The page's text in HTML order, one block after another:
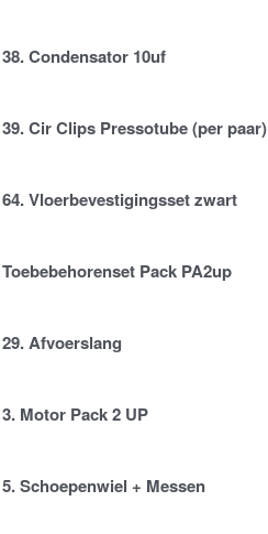
38. Condensator 10uf
39. Cir Clips Pressotube (per paar)
64. Vloerbevestigingsset zwart
Toebebehorenset Pack PA2up
29. Afvoerslang
3. Motor Pack 2 UP
5. Schoepenwiel + Messen